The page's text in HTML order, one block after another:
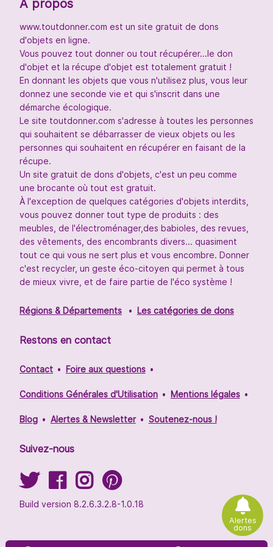
Alertes
dons
À propos
www.toutdonner.com est un site gratuit de dons
d'objets en ligne.
Vous pouvez tout donner ou tout récupérer...le don
d'objet et la récupe d'objet est totalement gratuit !
En donnant les objets que vous n'utilisez plus, vous leur
donnez une seconde vie et qui s'inscrit dans une
démarche écologique.
Le site toutdonner.com s'adresse à toutes les personnes
qui souhaitent se débarrasser de vieux objets ou les
personnes qui souhaitent en récupérer en faisant de la
récupe.
Un site gratuit de dons d'objets, c'est un peu comme
une brocante où tout est gratuit.
À l'exception de quelques catégories d'objets interdits,
vous pouvez donner tout type de produits : des
meubles, de l'électroménager,des babioles, des revues,
des vêtements, des encombrants divers... quasiment
tout ce qui vous ne sert plus et vous encombre. Donner
c'est recycler, un geste éco-citoyen qui permet à tous
de mieux vivre, et de faire partie de l'éco système !
Régions & Départements Les catégories de dons
Restons en contact
Contact Foire aux questions
Conditions Générales d'Utilisation Mentions légales
Blog Alertes & Newsletter Soutenez-nous !
Suivez-nous
Build version 8.2.6.3.2.8-1.0.18